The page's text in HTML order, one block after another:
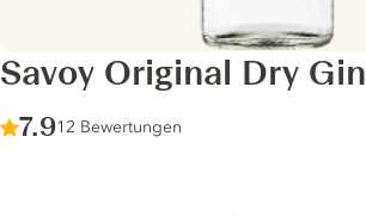
Savoy Original Dry Gin
Score :
7.9/ 10
12 Bewertungen